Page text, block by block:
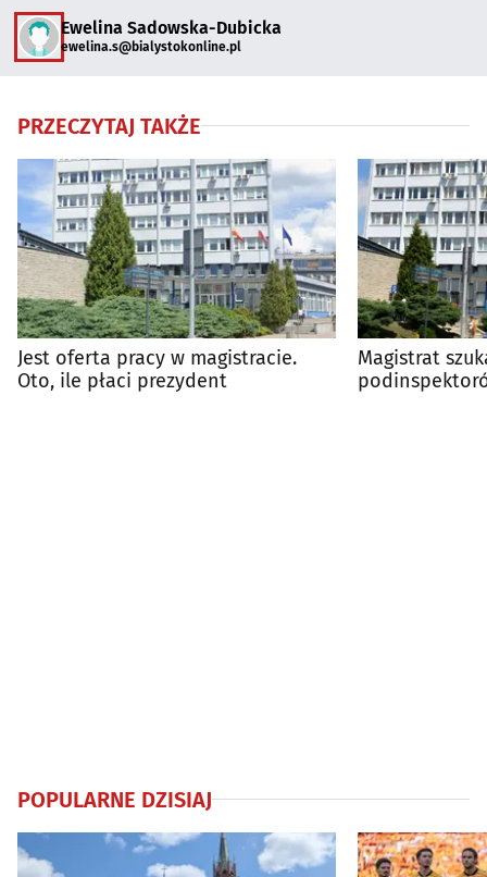
Ewelina Sadowska-Dubicka
ewelina.s@bialystokonline.pl
PRZECZYTAJ TAKŻE
Jest oferta pracy w magistracie.
Oto, ile płaci prezydent
Magistrat
POPULARNE DZISIAJ